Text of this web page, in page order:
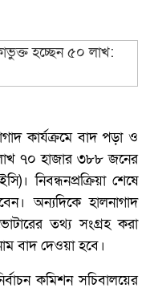
কার্যক্রমে বাদ পড়া ও
৭০ হাজার ৩৮৮ জনের
নিবন্ধনপ্রক্রিয়া শেষে
অন্যদিকে হালনাগাদ
তথ্য সংগ্রহ করা
বাদ দেওয়া হবে।
কমিশন সচিবালয়ের